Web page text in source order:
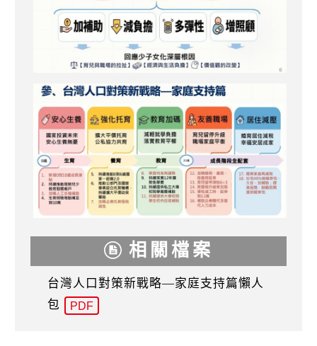
相關檔案
台灣人口對策新戰略—家庭支持篇懶人
包
PDF